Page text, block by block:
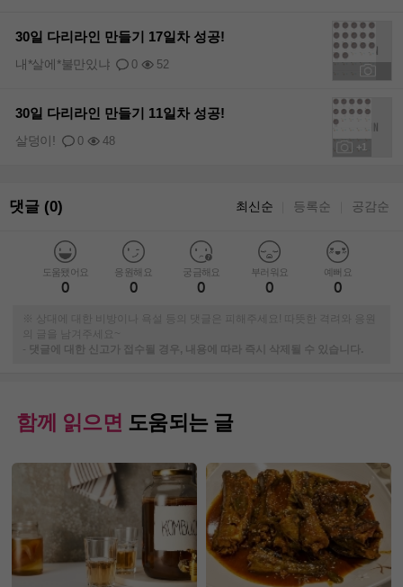
30일 다리라인 만들기 17일차 성공!
0 52
내*살에*불만있냐
+1
30일 다리라인 만들기 11일차 성공!
0 48
살덩이!
댓글 (0) 최신순 등록순 공감순
도움됐어요
0
응원해요
0
궁금해요
0
부러워요
0
예뻐요
0
※ 상대에 대한 비방이나 욕설 등의 댓글은 피해주세요! 따뜻한 격려와 응원
-
댓글에 대한 신고가 접수될 경우, 내용에 따라 즉시 삭제될 수 있습니다.
함께 읽으면 도움되는 글